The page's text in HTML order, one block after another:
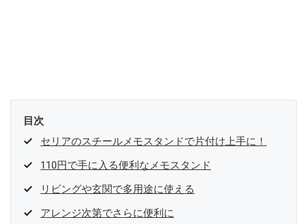
目次
セリアのスチールメモスタンドで片付け上手に！
110円で手に入る便利なメモスタンド
リビングや玄関で多用途に使える
アレンジ次第でさらに便利に